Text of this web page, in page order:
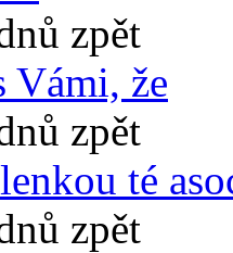
zpět
Vámi, že
zpět
té
zpět